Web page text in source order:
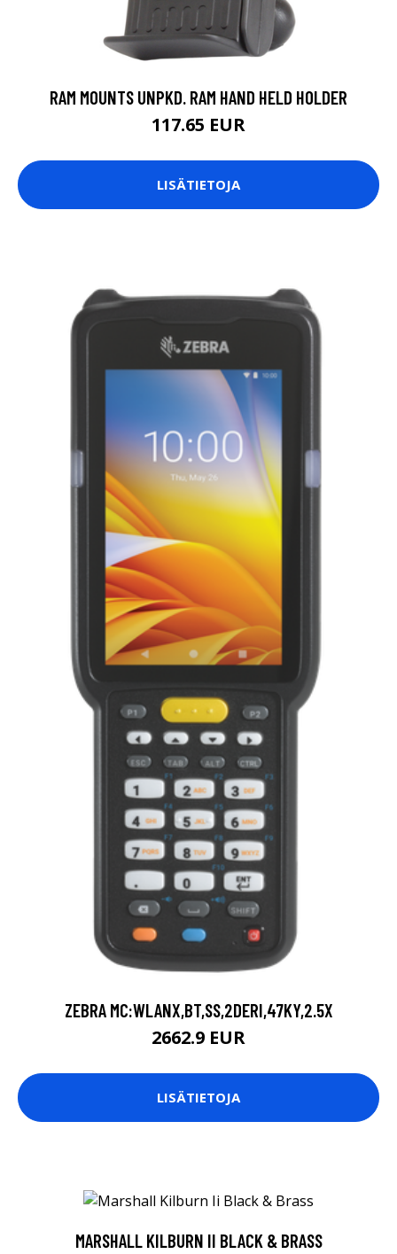
RAM MOUNTS UNPKD. RAM HAND HELD HOLDER
117.65 EUR
LISÄTIETOJA
ZEBRA MC:WLANX,BT,SS,2DERI,47KY,2.5X
2662.9 EUR
LISÄTIETOJA
MARSHALL KILBURN II BLACK & BRASS